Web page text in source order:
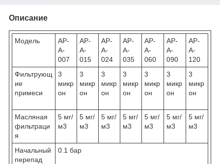
Описание
Модель
AP-
A-
007
AP-
A-
015
AP-
A-
024
AP-
A-
035
AP-
A-
060
AP-
A-
090
AP-
A-
120
Фильтрующ
ие
примеси
3
микр
он
3
микр
он
3
микр
он
3
микр
он
3
микр
он
3
микр
он
3
микр
он
Масляная
фильтраци
я
5 мг/
м3
5 мг/
м3
5 мг/
м3
5 мг/
м3
5 мг/
м3
5 мг/
м3
5 мг/
м3
Начальный
перепад
0.1 бар